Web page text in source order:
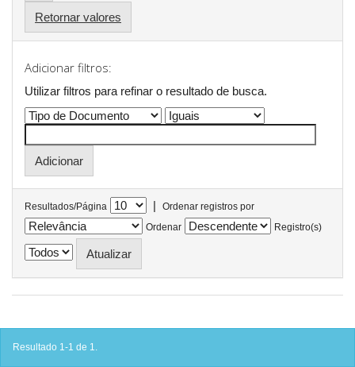
Retornar valores
Adicionar filtros:
Utilizar filtros para refinar o resultado de busca.
Resultados/Página |
Ordenar registros por
Ordenar
Registro(s)
Resultado 1-1 de 1.